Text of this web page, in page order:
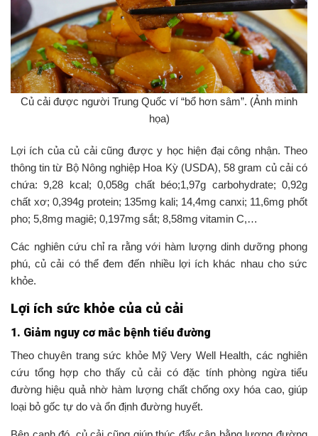
Củ cải được người Trung Quốc ví “bổ hơn sâm”. (Ảnh minh
họa)
Lợi ích của củ cải cũng được y học hiện đại công nhận. Theo
thông tin từ Bộ Nông nghiệp Hoa Kỳ (USDA), 58 gram củ cải có
chứa: 9,28 kcal; 0,058g chất béo;1,97g carbohydrate; 0,92g
chất xơ; 0,394g protein; 135mg kali; 14,4mg canxi; 11,6mg phốt
pho; 5,8mg magiê; 0,197mg sắt; 8,58mg vitamin C,…
Các nghiên cứu chỉ ra rằng với hàm lượng dinh dưỡng phong
phú, củ cải có thể đem đến nhiều lợi ích khác nhau cho sức
khỏe.
Lợi ích sức khỏe của củ cải
1. Giảm nguy cơ mắc bệnh tiểu đường
Theo chuyên trang sức khỏe Mỹ Very Well Health, các nghiên
cứu tổng hợp cho thấy củ cải có đặc tính phòng ngừa tiểu
đường hiệu quả nhờ hàm lượng chất chống oxy hóa cao, giúp
loại bỏ gốc tự do và ổn định đường huyết.